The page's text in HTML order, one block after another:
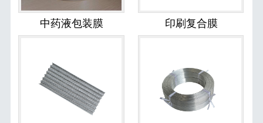
中药液包装膜 印刷复合膜